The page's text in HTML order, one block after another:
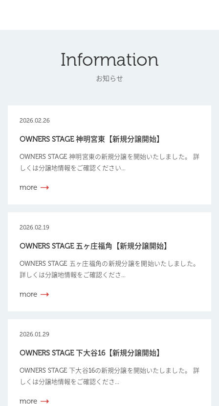
Information
お知らせ
2026.02.26
OWNERS STAGE 神明宮東【新規分譲開始】
OWNERS STAGE 神明宮東の新規分譲を開始いたしました。 詳
しくは分譲地情報をご確認ください...
more
2026.02.19
OWNERS STAGE 五ヶ庄福角【新規分譲開始】
OWNERS STAGE 五ヶ庄福角の新規分譲を開始いたしました。
詳しくは分譲地情報をご確認くださ...
more
2026.01.29
OWNERS STAGE 下大谷16【新規分譲開始】
OWNERS STAGE 下大谷16の新規分譲を開始いたしました。 詳
しくは分譲地情報をご確認くださ...
more